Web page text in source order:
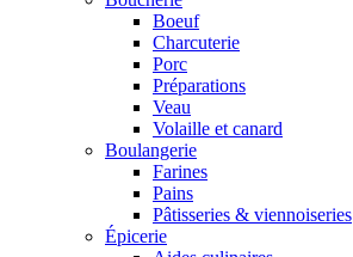
Boeuf
Charcuterie
Porc
Préparations
Veau
Volaille et canard
Boulangerie
Farines
Pains
Pâtisseries & viennoiseries
Épicerie